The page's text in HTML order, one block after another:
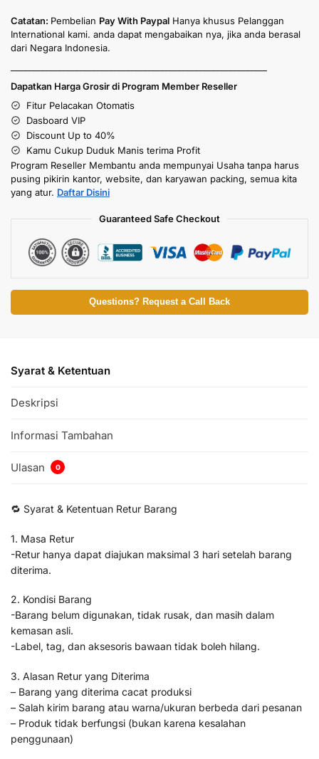
Catatan: Pembelian Pay With Paypal Hanya khusus Pelanggan
International kami. anda dapat mengabaikan nya, jika anda berasal
dari Negara Indonesia.
Dapatkan Harga Grosir di Program Member Reseller
Fitur Pelacakan Otomatis
Dasboard VIP
Discount Up to 40%
Kamu Cukup Duduk Manis terima Profit
Program Reseller Membantu anda mempunyai Usaha tanpa harus
pusing pikirin kantor, website, dan karyawan packing, semua kita
yang atur. Daftar Disini
Guaranteed Safe Checkout
Questions? Request a Call Back
Syarat & Ketentuan
Deskripsi
Informasi Tambahan
Ulasan 0
🔁 Syarat & Ketentuan Retur Barang
1. Masa Retur
-Retur hanya dapat diajukan maksimal 3 hari setelah barang
diterima.
2. Kondisi Barang
-Barang belum digunakan, tidak rusak, dan masih dalam
kemasan asli.
-Label, tag, dan aksesoris bawaan tidak boleh hilang.
3. Alasan Retur yang Diterima
– Barang yang diterima cacat produksi
– Salah kirim barang atau warna/ukuran berbeda dari pesanan
– Produk tidak berfungsi (bukan karena kesalahan
penggunaan)